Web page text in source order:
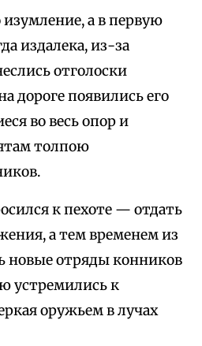
а в первую
издалека, из-за
отголоски
дороге появились его
во весь опор и
толпою
к пехоте — отдать
а тем временем из
новые отряды конников
устремились к
оружьем в лучах